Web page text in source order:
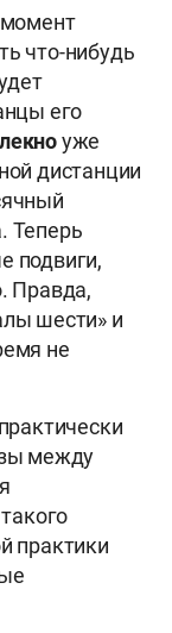
момент
что-нибудь
его
уже
дистанции
Теперь
подвиги,
Правда,
шести» и
не
между
практики